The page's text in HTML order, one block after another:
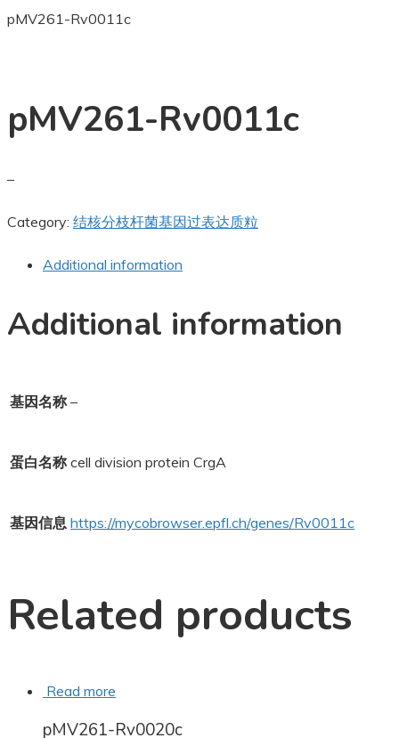
pMV261-Rv0011c
pMV261-Rv0011c
–
Category: 结核分枝杆菌基因过表达质粒
Additional information
Additional information
基因名称 –
蛋白名称 cell division protein CrgA
基因信息 https://mycobrowser.epfl.ch/genes/Rv0011c
Related products
Read more
pMV261-Rv0020c